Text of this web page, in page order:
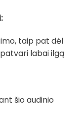
taip pat dėl
labai ilgą
šio audinio